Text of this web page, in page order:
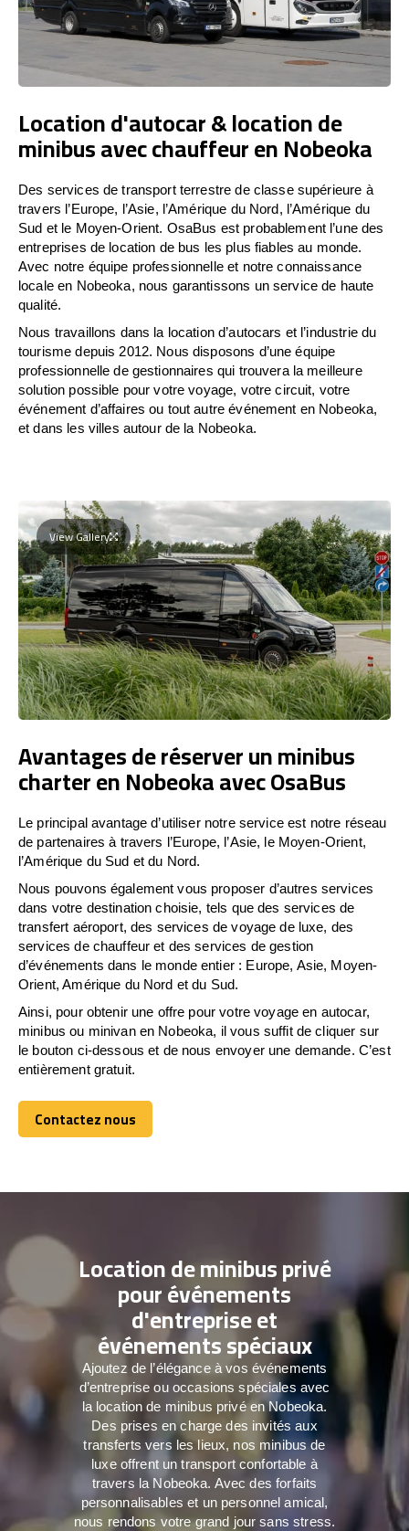
Location d'autocar & location de
minibus avec chauffeur en Nobeoka
Des services de transport terrestre de classe supérieure à
travers l’Europe, l’Asie, l’Amérique du Nord, l’Amérique du
Sud et le Moyen-Orient. OsaBus est probablement l’une des
entreprises de location de bus les plus fiables au monde.
Avec notre équipe professionnelle et notre connaissance
locale en Nobeoka, nous garantissons un service de haute
qualité.
Nous travaillons dans la location d’autocars et l’industrie du
tourisme depuis 2012. Nous disposons d’une équipe
professionnelle de gestionnaires qui trouvera la meilleure
solution possible pour votre voyage, votre circuit, votre
événement d’affaires ou tout autre événement en Nobeoka,
et dans les villes autour de la Nobeoka.
View Gallery
Avantages de réserver un minibus
charter en Nobeoka avec OsaBus
Le principal avantage d’utiliser notre service est notre réseau
de partenaires à travers l’Europe, l’Asie, le Moyen-Orient,
l’Amérique du Sud et du Nord.
Nous pouvons également vous proposer d’autres services
dans votre destination choisie, tels que des services de
transfert aéroport, des services de voyage de luxe, des
services de chauffeur et des services de gestion
d’événements dans le monde entier : Europe, Asie, Moyen-
Orient, Amérique du Nord et du Sud.
Ainsi, pour obtenir une offre pour votre voyage en autocar,
minibus ou minivan en Nobeoka, il vous suffit de cliquer sur
le bouton ci-dessous et de nous envoyer une demande. C’est
entièrement gratuit.
Contactez nous
Contactez nous
Location de minibus privé
pour événements
d'entreprise et
événements spéciaux
Ajoutez de l’élégance à vos événements
d’entreprise ou occasions spéciales avec
la location de minibus privé en Nobeoka.
Des prises en charge des invités aux
transferts vers les lieux, nos minibus de
luxe offrent un transport confortable à
travers la Nobeoka. Avec des forfaits
personnalisables et un personnel amical,
nous rendons votre grand jour sans stress.